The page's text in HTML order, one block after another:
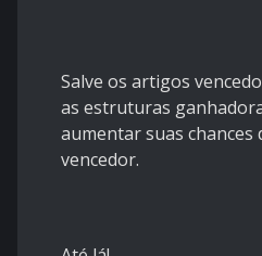
Salve os artigos
as estruturas
aumentar suas chances
vencedor.